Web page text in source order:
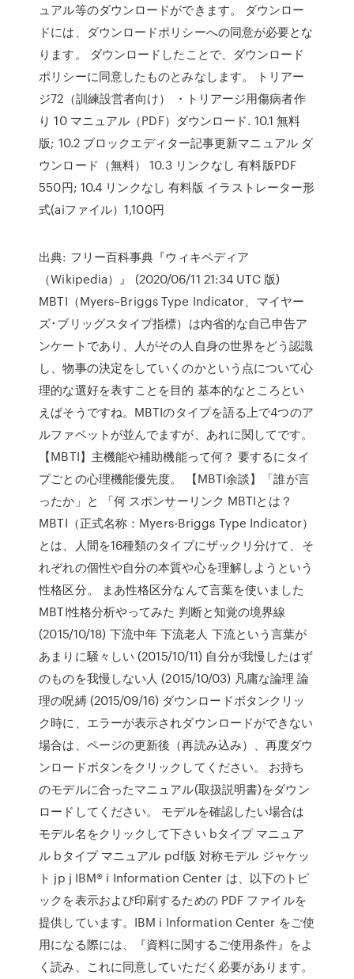
ュアル等のダウンロードができます。 ダウンロー
ドには、ダウンロードポリシーへの同意が必要とな
ります。 ダウンロードしたことで、ダウンロード
ポリシーに同意したものとみなします。 トリアー
ジ72（訓練設営者向け） ・トリアージ用傷病者作
り 10 マニュアル（PDF）ダウンロード. 10.1 無料
版; 10.2 ブロックエディター記事更新マニュアル ダ
ウンロード（無料） 10.3 リンクなし 有料版PDF
550円; 10.4 リンクなし 有料版 イラストレーター形
式(aiファイル）1,100円
出典: フリー百科事典『ウィキペディア
（Wikipedia）』 (2020/06/11 21:34 UTC 版)
MBTI（Myers–Briggs Type Indicator、マイヤー
ズ･ブリッグスタイプ指標）は内省的な自己申告ア
ンケートであり、人がその人自身の世界をどう認識
し、物事の決定をしていくのかという点について心
理的な選好を表すことを目的 基本的なところとい
えばそうですね。MBTIのタイプを語る上で4つのア
ルファベットが並んでますが、あれに関してです。
【MBTI】主機能や補助機能って何？ 要するにタイ
プごとの心理機能優先度。 【MBTI余談】「誰が言
ったか」と 「何 スポンサーリンク MBTIとは？
MBTI（正式名称：Myers-Briggs Type Indicator）
とは、人間を16種類のタイプにザックリ分けて、そ
れぞれの個性や自分の本質や心を理解しようという
性格区分。 まあ性格区分なんて言葉を使いました
MBTI性格分析やってみた 判断と知覚の境界線
(2015/10/18) 下流中年 下流老人 下流という言葉が
あまりに騒々しい (2015/10/11) 自分が我慢したはず
のものを我慢しない人 (2015/10/03) 凡庸な論理 論
理の呪縛 (2015/09/16) ダウンロードボタンクリッ
ク時に、エラーが表示されダウンロードができない
場合は、ページの更新後（再読み込み）、再度ダウ
ンロードボタンをクリックしてください。 お持ち
のモデルに合ったマニュアル(取扱説明書)をダウン
ロードしてください。 モデルを確認したい場合は
モデル名をクリックして下さい bタイプ マニュア
ル bタイプ マニュアル pdf版 対称モデル ジャケッ
ト jp j IBM® i Information Center は、以下のトピ
ックを表示および印刷するための PDF ファイルを
提供しています。IBM i Information Center をご使
用になる際には、『資料に関するご使用条件』をよ
く読み、これに同意していただく必要があります。